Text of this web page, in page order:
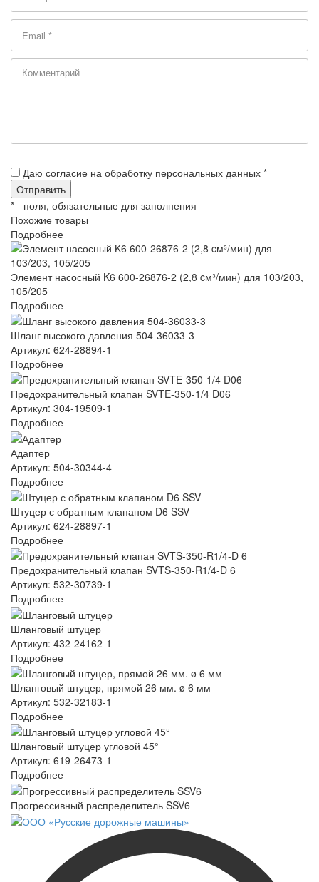
Даю согласие на обработку персональных данных *
* - поля, обязательные для заполнения
Похожие товары
Подробнее
Элемент насосный K6 600-26876-2 (2,8 cм³/мин) для 103/203,
105/205
Подробнее
Шланг высокого давления 504-36033-3
Артикул: 624-28894-1
Подробнее
Предохранительный клапан SVTE-350-1/4 D06
Артикул: 304-19509-1
Подробнее
Адаптер
Артикул: 504-30344-4
Подробнее
Штуцер с обратным клапаном D6 SSV
Артикул: 624-28897-1
Подробнее
Предохранительный клапан SVTS-350-R1/4-D 6
Артикул: 532-30739-1
Подробнее
Шланговый штуцер
Артикул: 432-24162-1
Подробнее
Шланговый штуцер, прямой 26 мм. ø 6 мм
Артикул: 532-32183-1
Подробнее
Шланговый штуцер угловой 45°
Артикул: 619-26473-1
Подробнее
Прогрессивный распределитель SSV6